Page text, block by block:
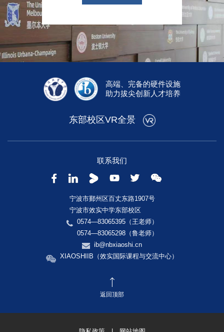
高端、完备的硬件设施
助力拔尖创新人才培养
东部校区VR全景
联系我们
宁波市鄞州区百丈东路1907号
宁波市效实中学东部校区
0574—83065395（王老师）
0574—83065298（鲁老师）
ib@nbxiaoshi.cn
XIAOSHIIB（效实国际课程与交流中心）
返回顶部